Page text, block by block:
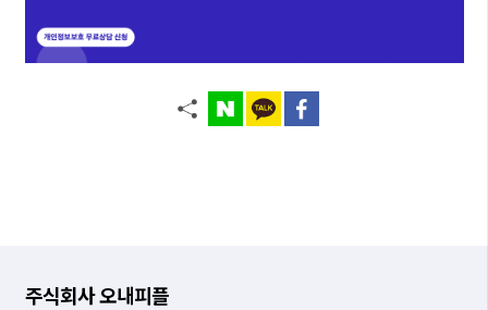
주식회사 오내피플